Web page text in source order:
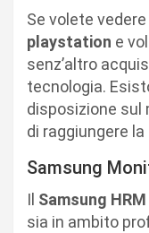
Se volete
playstation e
senz’altro
tecnologia.
disposizione sul
di raggiungere
Samsung
Il Samsung
sia in ambito